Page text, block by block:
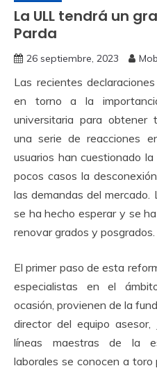
La ULL tendrá un
Parda
26 septiembre, 2023
Las recientes
en torno a la
universitaria para obtener
una serie de reacciones
usuarios han cuestionado
pocos casos la
las demandas del
se ha hecho esperar y se
renovar grados y posgrados.
El primer paso de esta
especialistas en el
ocasión, provienen de la
director del equipo asesor,
líneas maestras de la
laborales se conocen a toro